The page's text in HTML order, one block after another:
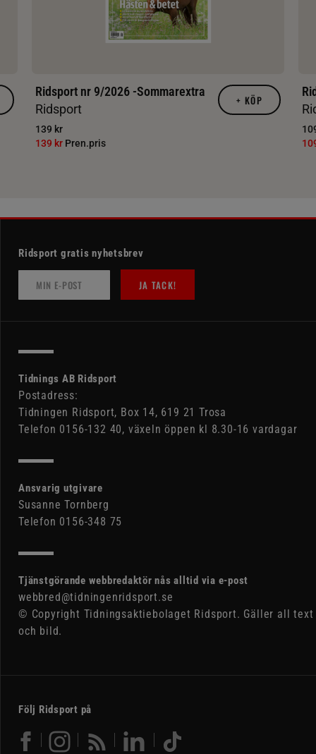
Ridsport nr 9/2026 -Sommarextra
Ridsport
139 kr
139 kr Pren.pris
+ KÖP
Ridsport gratis nyhetsbrev
JA TACK!
Tidnings AB Ridsport
Postadress:
Tidningen Ridsport, Box 14, 619 21 Trosa
Telefon 0156-132 40, växeln öppen kl 8.30-16 vardagar
Ansvarig utgivare
Susanne Tornberg
Telefon 0156-348 75
Tjänstgörande webbredaktör nås alltid via e-post
webbred@tidningenridsport.se
© Copyright Tidningsaktiebolaget Ridsport. Gäller all text
och bild.
Följ Ridsport på